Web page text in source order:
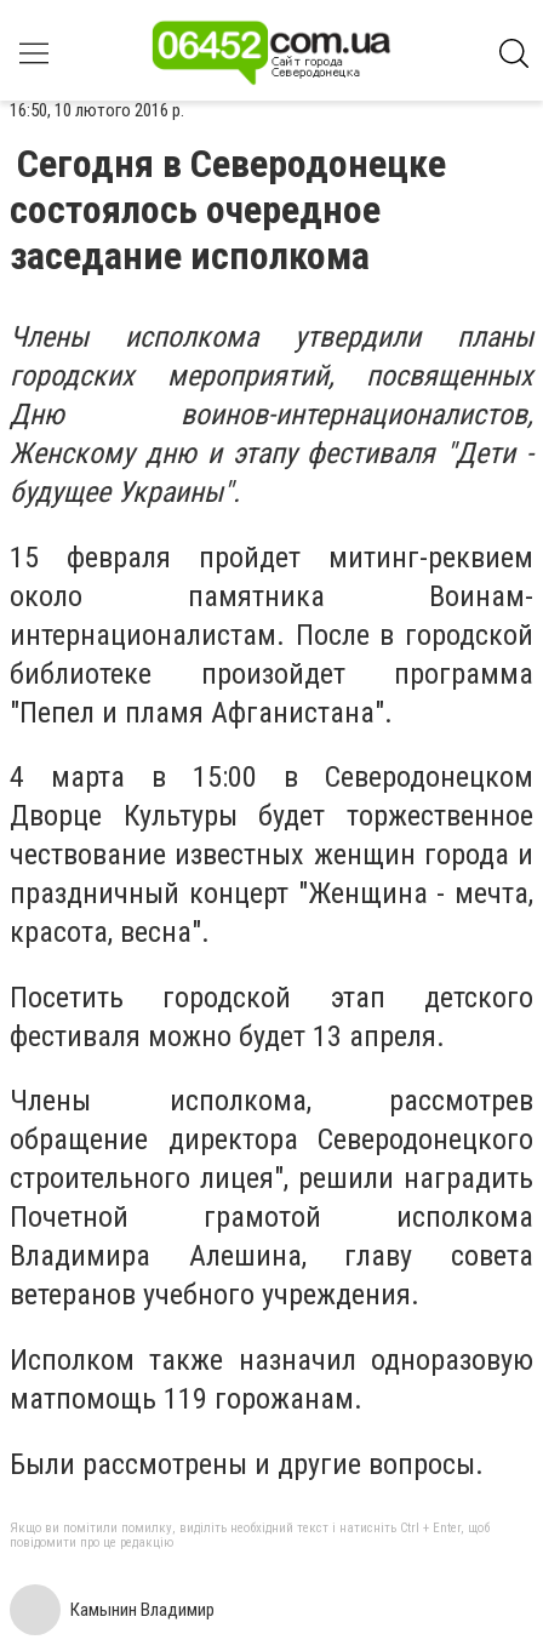
16:50, 10 лютого 2016 р.
Сегодня в Северодонецке
состоялось очередное
заседание исполкома
Члены исполкома утвердили планы
городских мероприятий, посвященных
Дню воинов-интернационалистов,
Женскому дню и этапу фестиваля "Дети -
будущее Украины".
15 февраля пройдет митинг-реквием
около памятника Воинам-
интернационалистам. После в городской
библиотеке произойдет программа
"Пепел и пламя Афганистана".
4 марта в 15:00 в Северодонецком
Дворце Культуры будет торжественное
чествование известных женщин города и
праздничный концерт "Женщина - мечта,
красота, весна".
Посетить городской этап детского
фестиваля можно будет 13 апреля.
Члены исполкома, рассмотрев
обращение директора Северодонецкого
строительного лицея", решили наградить
Почетной грамотой исполкома
Владимира Алешина, главу совета
ветеранов учебного учреждения.
Исполком также назначил одноразовую
матпомощь 119 горожанам.
Были рассмотрены и другие вопросы.
Якщо ви помітили помилку, виділіть необхідний текст і натисніть Ctrl + Enter, щоб
повідомити про це редакцію
Камынин Владимир